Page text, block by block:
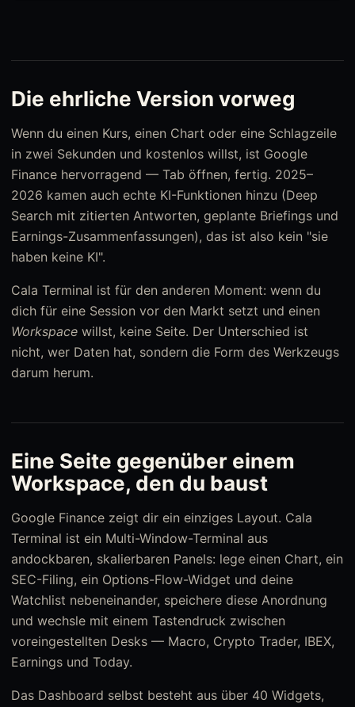
Die ehrliche Version vorweg
Wenn du einen Kurs, einen Chart oder eine Schlagzeile
in zwei Sekunden und kostenlos willst, ist Google
Finance hervorragend — Tab öffnen, fertig. 2025–
2026 kamen auch echte KI-Funktionen hinzu (Deep
Search mit zitierten Antworten, geplante Briefings und
Earnings-Zusammenfassungen), das ist also kein "sie
haben keine KI".
Cala Terminal ist für den anderen Moment: wenn du
dich für eine Session vor den Markt setzt und einen
Workspace willst, keine Seite. Der Unterschied ist
nicht, wer Daten hat, sondern die Form des Werkzeugs
darum herum.
Eine Seite gegenüber einem
Workspace, den du baust
Google Finance zeigt dir ein einziges Layout. Cala
Terminal ist ein Multi-Window-Terminal aus
andockbaren, skalierbaren Panels: lege einen Chart, ein
SEC-Filing, ein Options-Flow-Widget und deine
Watchlist nebeneinander, speichere diese Anordnung
und wechsle mit einem Tastendruck zwischen
voreingestellten Desks — Macro, Crypto Trader, IBEX,
Earnings und Today.
Das Dashboard selbst besteht aus über 40 Widgets,